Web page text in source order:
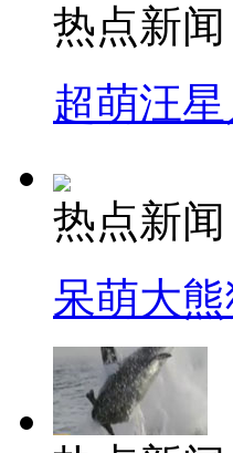
热点新闻
超萌汪
热点新闻
呆萌大